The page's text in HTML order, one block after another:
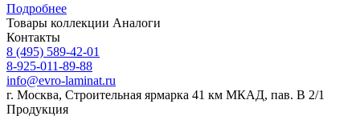
Подробнее
Товары коллекции Аналоги
Контакты
8 (495) 589-42-01
8-925-011-89-88
info@evro-laminat.ru
г. Москва, Строительная ярмарка 41 км МКАД, пав. В 2/1
Продукция